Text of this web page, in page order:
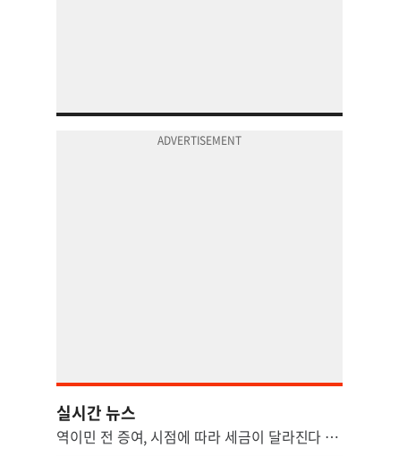
실시간 뉴스
역이민 전 증여, 시점에 따라 세금이 달라진다 [ASK미국 상속법-박하얀 변호사]